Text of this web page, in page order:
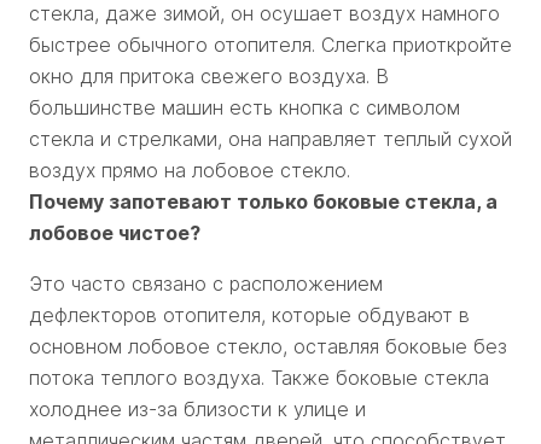
стекла, даже зимой, он осушает воздух намного
быстрее обычного отопителя. Слегка приоткройте
окно для притока свежего воздуха. В
большинстве машин есть кнопка с символом
стекла и стрелками, она направляет теплый сухой
воздух прямо на лобовое стекло.
Почему запотевают только боковые стекла, а
лобовое чистое?
Это часто связано с расположением
дефлекторов отопителя, которые обдувают в
основном лобовое стекло, оставляя боковые без
потока теплого воздуха. Также боковые стекла
холоднее из-за близости к улице и